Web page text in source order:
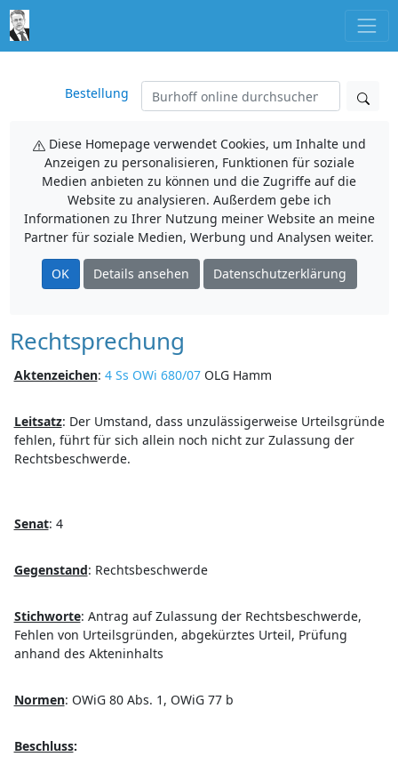
Bestellung
Diese Homepage verwendet Cookies, um Inhalte und
Anzeigen zu personalisieren, Funktionen für soziale
Medien anbieten zu können und die Zugriffe auf die
Website zu analysieren. Außerdem gebe ich
Informationen zu Ihrer Nutzung meiner Website an meine
Partner für soziale Medien, Werbung und Analysen weiter.
OK Details ansehen Datenschutzerklärung
Rechtsprechung
Aktenzeichen: 4 Ss OWi 680/07OLG Hamm
Leitsatz: Der Umstand, dass unzulässigerweise Urteilsgründe
fehlen, führt für sich allein noch nicht zur Zulassung der
Rechtsbeschwerde.
Senat: 4
Gegenstand: Rechtsbeschwerde
Stichworte: Antrag auf Zulassung der Rechtsbeschwerde,
Fehlen von Urteilsgründen, abgekürztes Urteil, Prüfung
anhand des Akteninhalts
Normen: OWiG 80 Abs. 1, OWiG 77 b
Beschluss: